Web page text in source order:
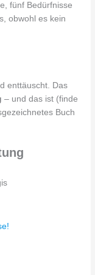
fünf Bedürfnisse
obwohl es kein
enttäuscht. Das
– und das ist (finde
Buch